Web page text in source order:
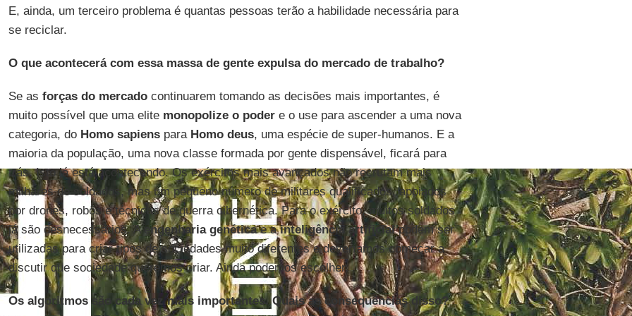
E, ainda, um terceiro problema é quantas pessoas terão a habilidade necessária para
se reciclar.
O que acontecerá com essa massa de gente expulsa do mercado de trabalho?
Se as forças do mercadocontinuarem tomando as decisões mais importantes, é
muito possível que uma elite monopolize o podere o use para ascender a uma nova
categoria, do Homo sapienspara Homo deus, uma espécie de super-humanos. E a
maioria da população, uma nova classe formada por gente dispensável, ficará para
trás. Isto já está acontecendo. Os exércitos mais avançados não recrutam mais
milhares de soldados, mas um pequeno número de militares qualificados, apoiados
por drones, robôs e técnicas de guerra cibernética. Para o exército, muitos soldados
já são desnecessários. A e ngenharia genéticae ainteligência artificialpodem ser
utilizadas para criar tipos de sociedades muito diferentes e deveríamos começar a
discutir que sociedade queremos criar. Ainda podemos escolher.
Os algoritmos são cada vez mais importantes. Quais as consequências disso?